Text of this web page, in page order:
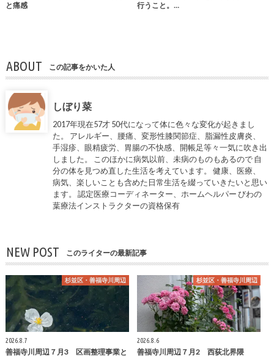
と痛感
行うこと。…
ABOUT この記事をかいた人
しぼり菜
2017年現在57才 50代になって体に色々な変化が起きまし
た。 アレルギー、腰痛、変形性膝関節症、脂漏性皮膚炎、
手湿疹、眼精疲労、胃腸の不快感、開帳足等々一気に吹き出
しました。 このほかに病気以前、未病のものもあるので 自
分の体を見つめ直した生活を考えています。 健康、医療、
病気、楽しいことも含めた日常生活を綴っていきたいと思い
ます。 認定医療コーディネーター、ホームヘルパー びわの
葉療法インストラクターの資格保有
NEW POST このライターの最新記事
杉並区・善福寺川周辺
2026.8.7
善福寺川周辺７月3 区画整理事業と
杉並区・善福寺川周辺
2026.8.6
善福寺川周辺７月2 西荻北界隈